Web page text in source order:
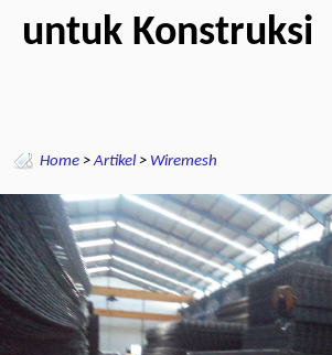
untuk Konstruksi
Home >Artikel > Wiremesh